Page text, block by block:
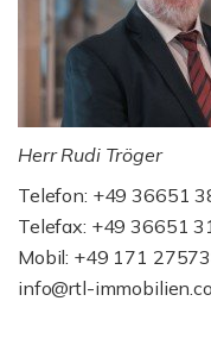
Herr Rudi Tröger
Telefon: +49 36651
Telefax: +49 36651
Mobil: +49 171
info@rtl-